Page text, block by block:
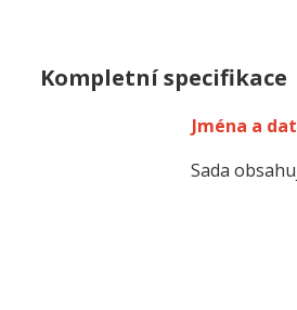
Kompletní specifikace
Jména a
Sada